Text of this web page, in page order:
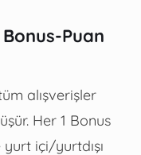
Puan
alışverişler
Her 1 Bonus
içi/yurtdışı